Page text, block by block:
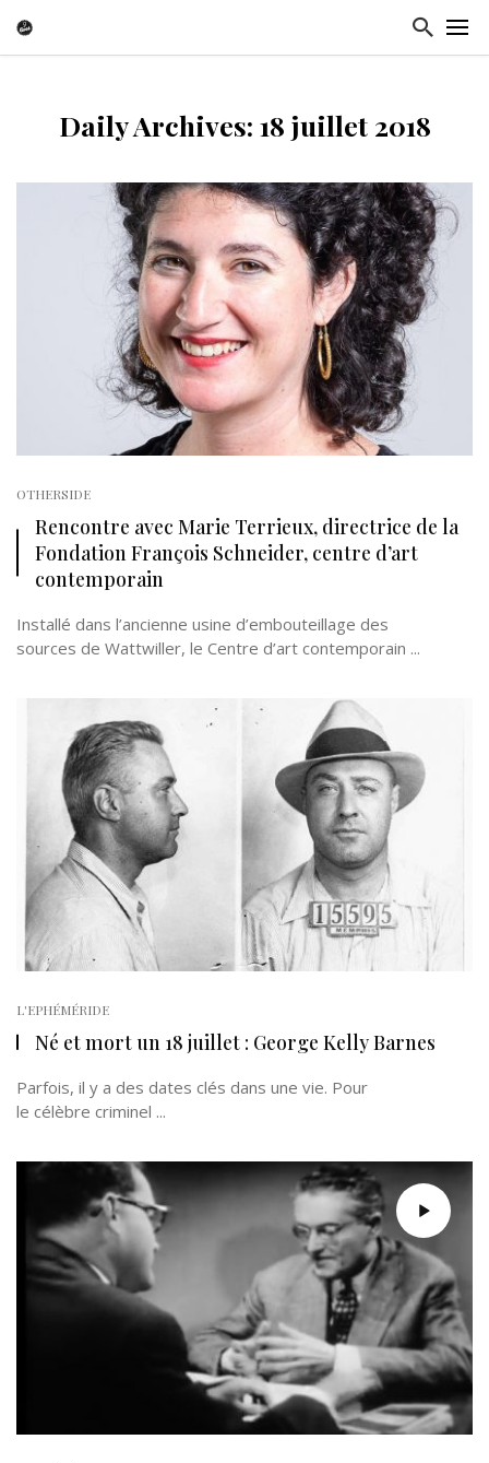
Daily Archives: 18 juillet 2018
OTHERSIDE
Rencontre avec Marie Terrieux, directrice de la
Fondation François Schneider, centre d’art
contemporain
Installé dans l’ancienne usine d’embouteillage des
sources de Wattwiller, le Centre d’art contemporain ...
L'EPHÉMÉRIDE
Né et mort un 18 juillet : George Kelly Barnes
Parfois, il y a des dates clés dans une vie. Pour
le célèbre criminel ...